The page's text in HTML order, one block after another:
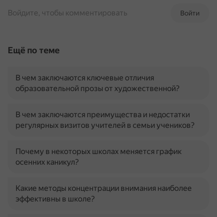
Войти
Войдите, чтобы комментировать
Ещё по теме
В чем заключаются ключевые отличия
образовательной прозы от художественной?
В чем заключаются преимущества и недостатки
регулярных визитов учителей в семьи учеников?
Почему в некоторых школах меняется график
осенних каникул?
Какие методы концентрации внимания наиболее
эффективны в школе?